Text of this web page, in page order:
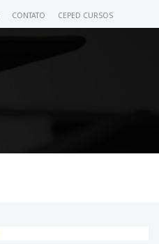
CONTATO CEPED CURSOS